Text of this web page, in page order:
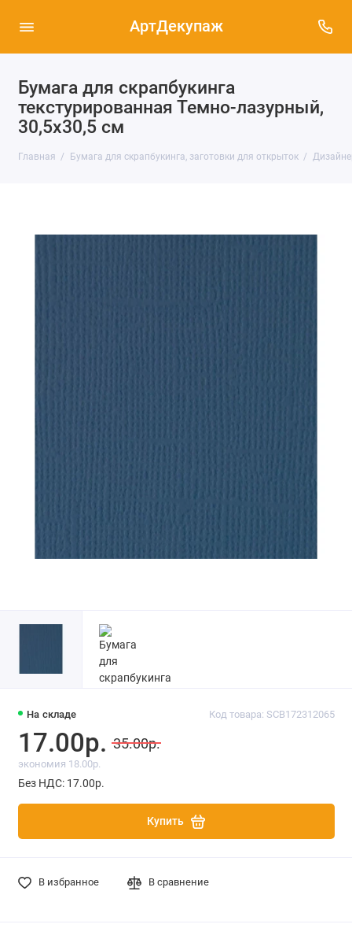
АртДекупаж
Бумага для скрапбукинга
текстурированная Темно-лазурный,
30,5х30,5 см
Главная Бумага для скрапбукинга, заготовки для открыток
На складе Код товара: SCB172312065
17.00р. 35.00р.
экономия 18.00р.
Без НДС: 17.00р.
Купить
В избранное В сравнение